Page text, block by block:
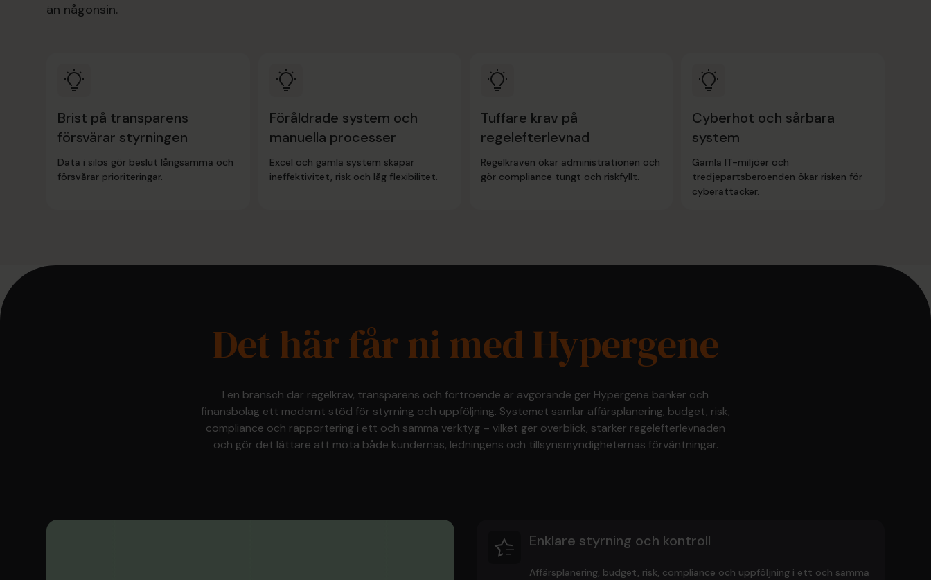
än någonsin.
Brist på transparens
försvårar styrningen
Data i silos gör beslut långsamma och
försvårar prioriteringar.
Föråldrade system och
manuella processer
Excel och gamla system skapar
ineffektivitet, risk och låg flexibilitet.
Tuffare krav på
regelefterlevnad
Regelkraven ökar administrationen och
gör compliance tungt och riskfyllt.
Cyberhot och sårbara
system
Gamla IT-miljöer och
tredjepartsberoenden ökar risken för
cyberattacker.
Det här får ni med Hypergene
I en bransch där regelkrav, transparens och förtroende är avgörande ger Hypergene banker och
finansbolag ett modernt stöd för styrning och uppföljning. Systemet samlar affärsplanering, budget, risk,
compliance och rapportering i ett och samma verktyg – vilket ger överblick, stärker regelefterlevnaden
och gör det lättare att möta både kundernas, ledningens och tillsynsmyndigheternas förväntningar.
Enklare styrning och kontroll
Affärsplanering, budget, risk, compliance och uppföljning i ett och samma